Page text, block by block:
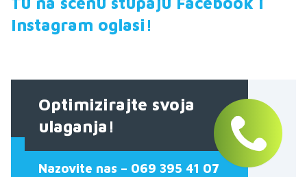
Instagram oglasi!
Optimizirajte svoja
ulaganja!
Nazovite nas – 069 395 41 07